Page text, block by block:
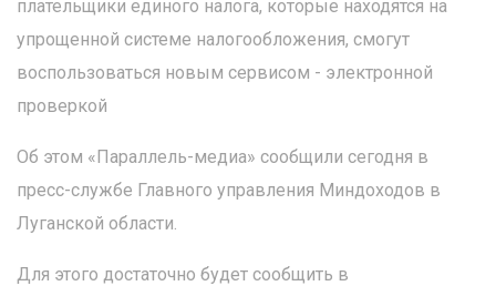
плательщики единого налога, которые находятся на
упрощенной системе налогообложения, смогут
воспользоваться новым сервисом - электронной
проверкой
Об этом «Параллель-медиа» сообщили сегодня в
пресс-службе Главного управления Миндоходов в
Луганской области.
Для этого достаточно будет сообщить в